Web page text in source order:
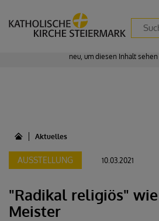
Zustimmung
neu, um diesen Inhalt sehen
Aktuelles
AUSSTELLUNG 10.03.2021
"Radikal religiös"
Meister